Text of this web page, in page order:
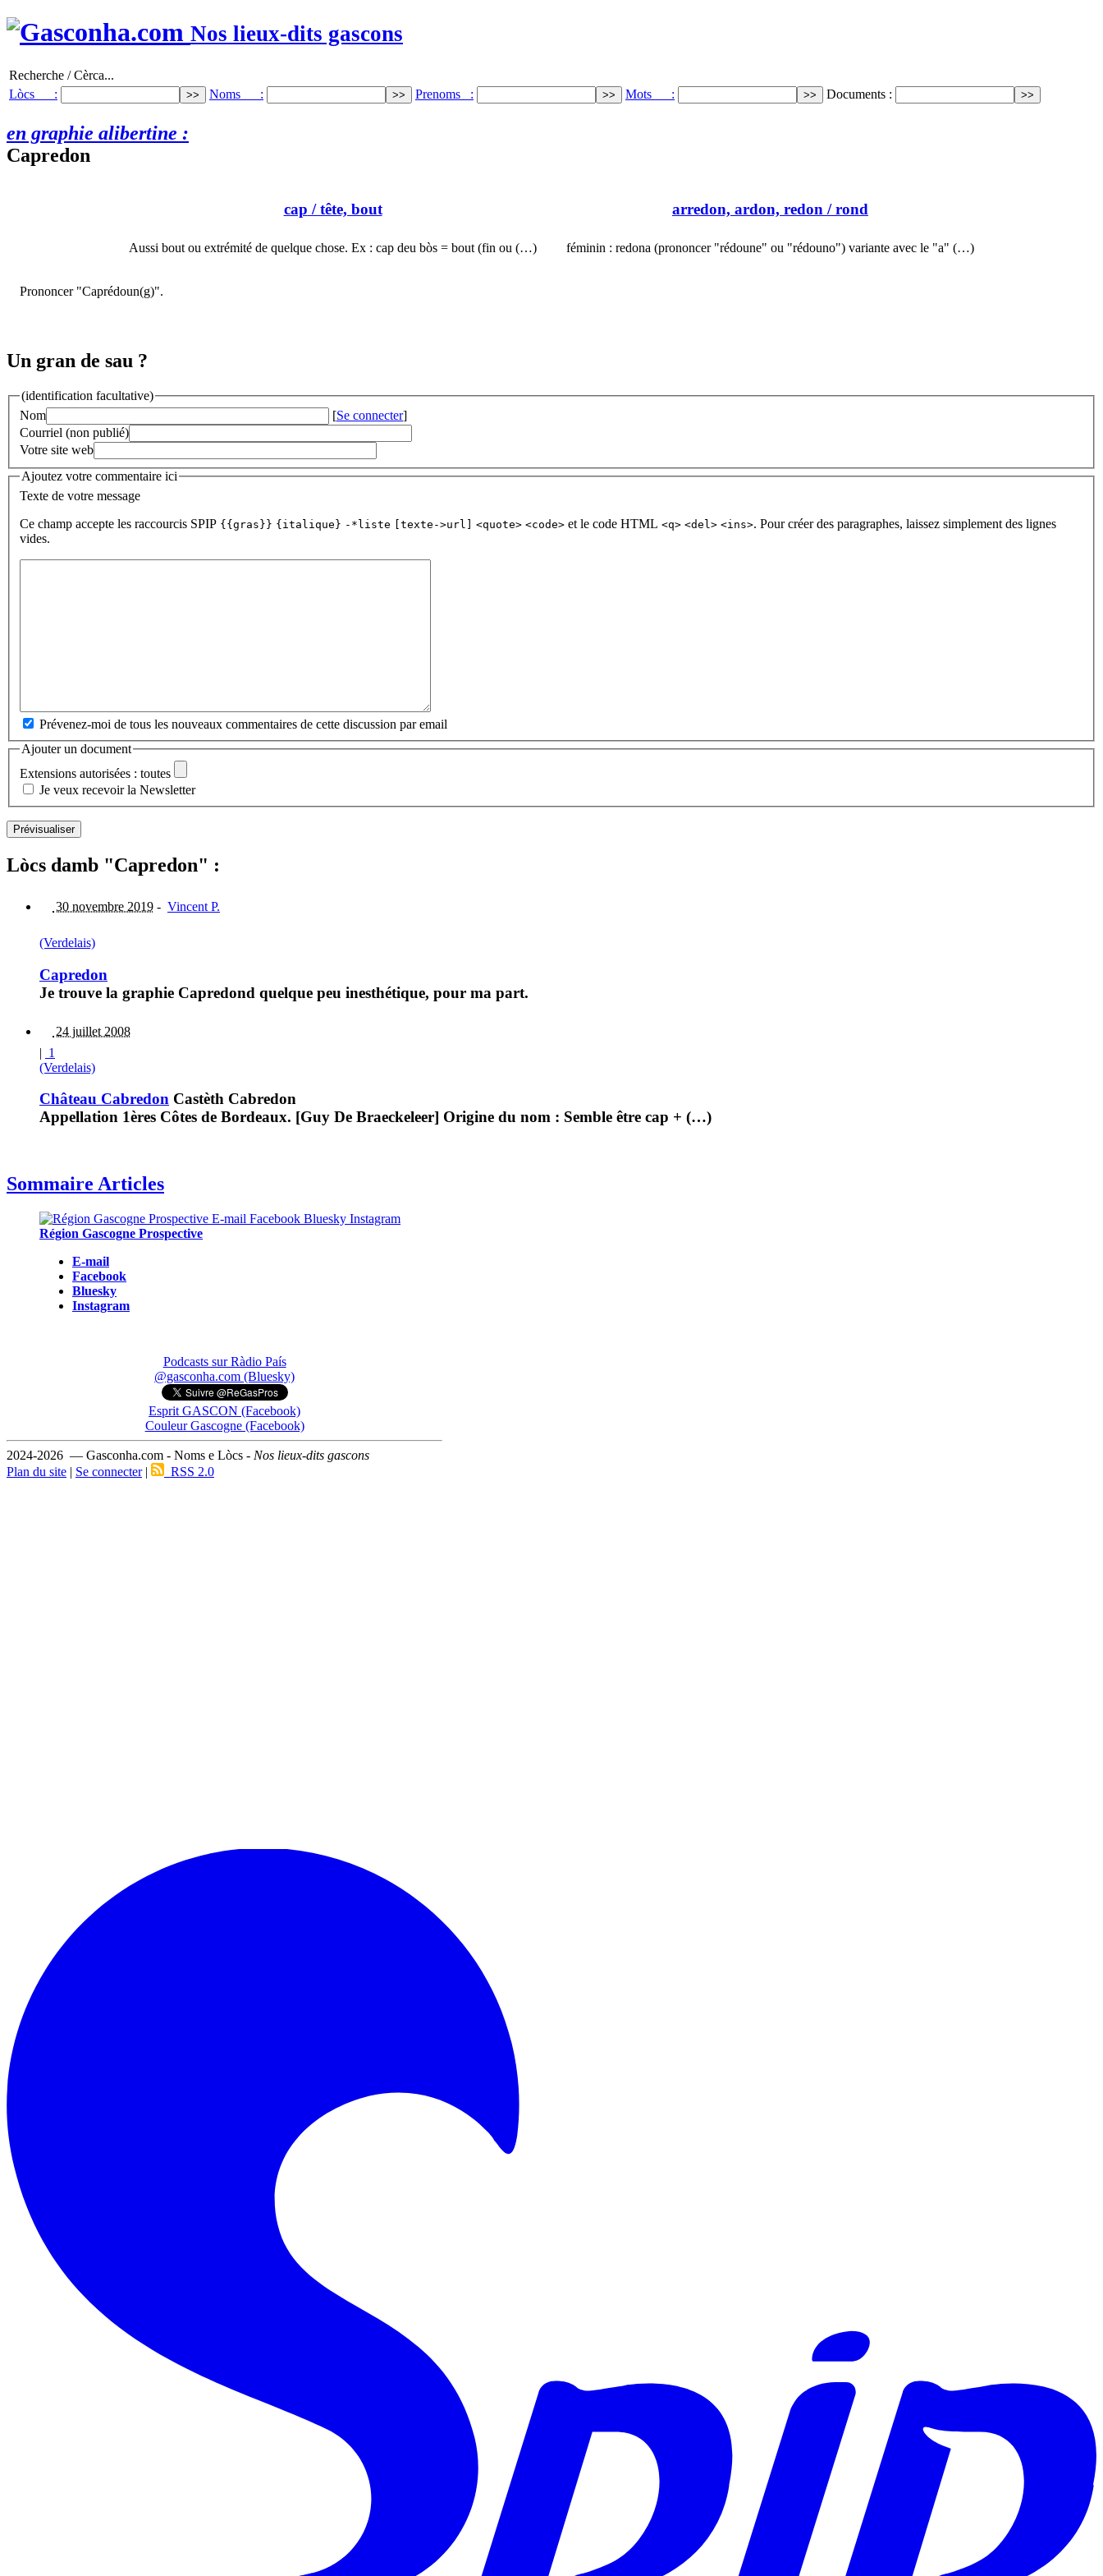
Nos lieux-dits gascons
Recherche / Cèrca...
Lòcs :
Noms : Prenoms : Mots : Documents :
en graphie alibertine :
Capredon
cap / tête, bout
Aussi bout ou extrémité de quelque chose. Ex : cap deu bòs = bout (fin ou (…)
arredon, ardon, redon / rond
féminin : redona (prononcer "rédoune" ou "rédouno") variante avec le "a" (…)
Prononcer "Caprédoun(g)".
Un gran de sau ?
(identification facultative)
Nom
[Se connecter]
Courriel (non publié)
Votre site web
Ajoutez votre commentaire ici
Texte de votre message
Ce champ accepte les raccourcis SPIP {{gras}} {italique} -*liste [texte->url] <quote> <code> et le code HTML <q> <del> <ins>. Pour créer des paragraphes, laissez simplement des lignes
vides.
Prévenez-moi de tous les nouveaux commentaires de cette discussion par email
Ajouter un document
Extensions autorisées : toutes
Je veux recevoir la Newsletter
Lòcs damb "Capredon" :
30 novembre 2019 - Vincent P.
(Verdelais)
Capredon
Je trouve la graphie Capredond quelque peu inesthétique, pour ma part.
24 juillet 2008
| 1
(Verdelais)
Château Cabredon Castèth Cabredon
Appellation 1ères Côtes de Bordeaux. [Guy De Braeckeleer] Origine du nom : Semble être cap + (…)
Sommaire Articles
Région Gascogne Prospective
E-mail
Facebook
Bluesky
Instagram
Podcasts sur Ràdio País
@gasconha.com (Bluesky)
Esprit GASCON (Facebook)
Couleur Gascogne (Facebook)
2024-2026 — Gasconha.com - Noms e Lòcs - Nos lieux-dits gascons
Plan du site | Se connecter| RSS 2.0